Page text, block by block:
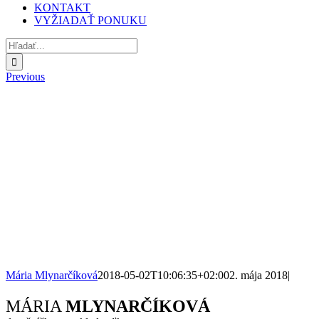
KONTAKT
VYŽIADAŤ PONUKU
Hľadať:
Previous
Mária Mlynarčíková2018-05-02T10:06:35+02:002. mája 2018|
Facebook
X
Reddit
LinkedIn
WhatsApp
Tumblr
Pinterest
Vk
Xing
Email
MÁRIAMLYNARČÍKOVÁ